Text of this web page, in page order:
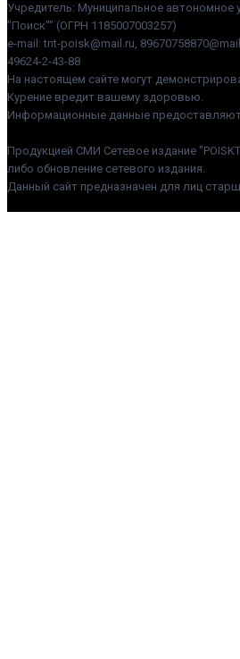
Учредитель: Муниципальное автономное
"Поиск"" (ОГРН 1185007003257)
e-mail: tnt-poisk@mail.ru,
49624-2-43-88
На настоящем сайте могут
Курение вредит вашему здоровью.
Информационные данные
Продукцией СМИ Сетевое издание
либо обновление сетевого издания.
Данный сайт предназначен для лиц